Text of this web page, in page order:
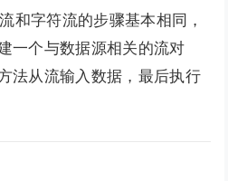
和字符流的步骤基本相同，
一个与数据源相关的流对
法从流输入数据，最后执行